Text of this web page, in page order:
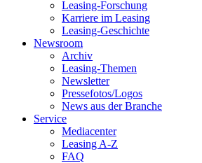
Leasing-Forschung
Karriere im Leasing
Leasing-Geschichte
Newsroom
Archiv
Leasing-Themen
Newsletter
Pressefotos/Logos
News aus der Branche
Service
Mediacenter
Leasing A-Z
FAQ